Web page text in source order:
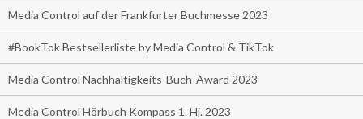
Media Control auf der Frankfurter Buchmesse 2023
#BookTok Bestsellerliste by Media Control & TikTok
Media Control Nachhaltigkeits-Buch-Award 2023
Media Control Hörbuch Kompass 1. Hj. 2023